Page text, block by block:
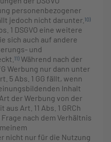
personenbezogener
jedoch nicht darunter. 10)
1 DSGVO eine weitere
sich auch auf andere
und
11) Während nach der
Werbung nur dann unter
5 Abs. 1 GG fällt, wenn
Inhalt
der Werbung von der
Art. 11 Abs. 1 GRCh
Frage nach dem Verhältnis
nicht nur für die Nutzung